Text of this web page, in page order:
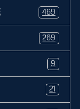
469
269
9
21